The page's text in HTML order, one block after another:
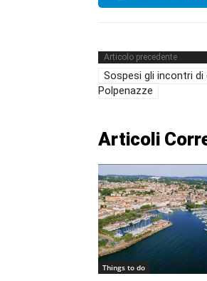
Articolo precedente
Sospesi gli incontri
Polpenazze
Articoli
Things to do